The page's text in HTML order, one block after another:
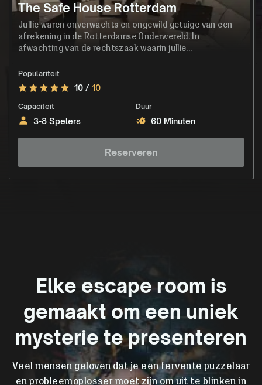
The Safe House Rotterdam
Jullie waren onverwachts en ongewild getuige van een
afrekening in de Rotterdamse Onderwereld. In
afwachting van de rechtszaak waarin jullie...
Populariteit
10 / 10
Capaciteit
3-8 Spelers
Duur
60 Minuten
Reserveren
Elke escape room is
gemaakt om een uniek
mysterie te presenteren
Veel mensen geloven dat je een fervente puzzelaar
en probleemoplosser moet zijn om uit te blinken in